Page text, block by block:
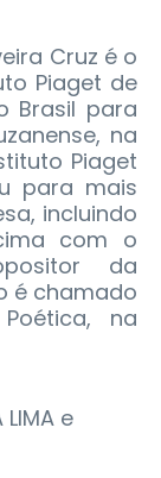
Cruz é o
Piaget de
Brasil para
na
Piaget
para mais
incluindo
com o
da
é chamado
na
LIMA e